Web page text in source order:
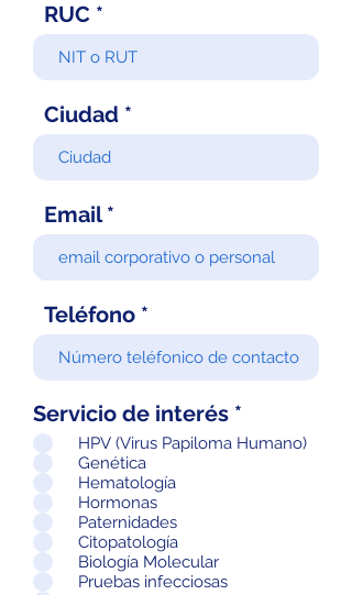
RUC
Ciudad
Email
Teléfono
Servicio de interés *
HPV (Virus Papiloma Humano)
Genética
Hematología
Hormonas
Paternidades
Citopatología
Biología Molecular
Pruebas infecciosas